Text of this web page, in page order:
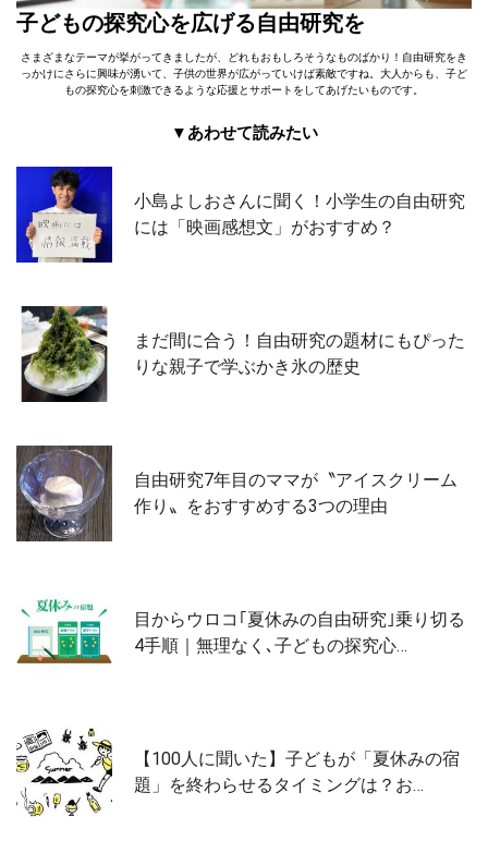
子どもの探究心を広げる自由研究を
さまざまなテーマが挙がってきましたが、どれもおもしろそうなものばかり！自由研究をき
っかけにさらに興味が湧いて、子供の世界が広がっていけば素敵ですね。大人からも、子ど
もの探究心を刺激できるような応援とサポートをしてあげたいものです。
▼あわせて読みたい
小島よしおさんに聞く！小学生の自由研究
には「映画感想文」がおすすめ？
まだ間に合う！自由研究の題材にもぴった
りな親子で学ぶかき氷の歴史
自由研究7年目のママが〝アイスクリーム
作り〟をおすすめする3つの理由
目からウロコ｢夏休みの自由研究｣乗り切る
4手順｜無理なく､子どもの探究心…
【100人に聞いた】子どもが「夏休みの宿
題」を終わらせるタイミングは？お…